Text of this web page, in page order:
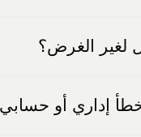
لغير الغرض؟
إداري أو